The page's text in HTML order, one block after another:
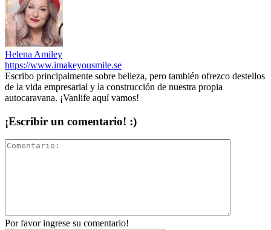
Helena Amiley
https://www.imakeyousmile.se
Escribo principalmente sobre belleza, pero también ofrezco destellos
de la vida empresarial y la construcción de nuestra propia
autocaravana. ¡Vanlife aquí vamos!
¡Escribir un comentario! :)
Por favor ingrese su comentario!